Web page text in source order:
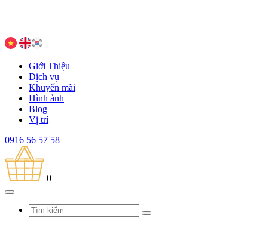
Giới Thiệu
Dịch vụ
Khuyến mãi
Hình ảnh
Blog
Vị trí
0916 56 57 58
0